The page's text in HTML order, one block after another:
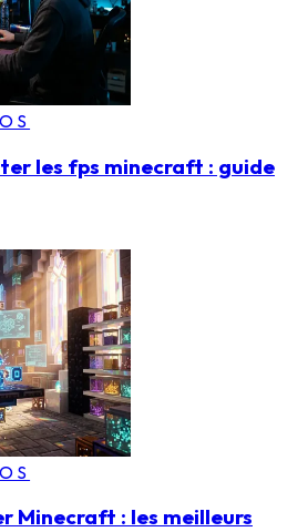
les fps minecraft : guide
Minecraft : les meilleurs